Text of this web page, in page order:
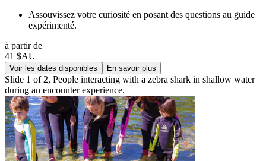
Assouvissez votre curiosité en posant des questions au guide
expérimenté.
à partir de
41 $AU
Voir les dates disponibles En savoir plus
Slide 1 of 2, People interacting with a zebra shark in shallow water
during an encounter experience.